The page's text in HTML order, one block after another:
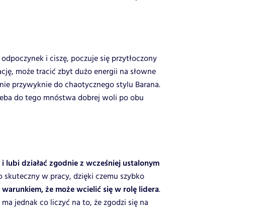
i ciszę, poczuje się przytłoczony
może tracić zbyt dużo energii na słowne
przywyknie do chaotycznego stylu Barana.
do tego mnóstwa dobrej woli po obu
działać zgodnie z wcześniej ustalonym
w pracy, dzięki czemu szybko
że może wcielić się w rolę lidera.
jednak co liczyć na to, że zgodzi się na